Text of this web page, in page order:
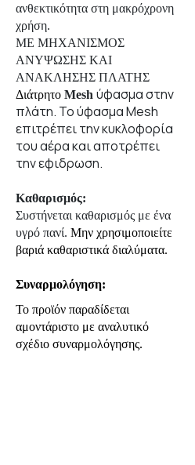
ανθεκτικότητα στη μακρόχρονη
χρήση.
ΜΕ ΜΗΧΑΝΙΣΜΟΣ
ΑΝΥΨΩΣΗΣ ΚΑΙ
ΑΝΑΚΛΗΣΗΣ ΠΛΑΤΗΣ
Διάτρητο Mesh ύφασμα στην
πλάτη. Το ύφασμα Mesh
επιτρέπει την κυκλοφορία
του αέρα και αποτρέπει
την εφιδρωση.
Καθαρισμός:
Συστήνεται καθαρισμός με ένα
υγρό πανί. Μην χρησιμοποιείτε
βαριά καθαριστικά διαλύματα.
Συναρμολόγηση:
Το προϊόν παραδίδεται
αμοντάριστο με αναλυτικό
σχέδιο συναρμολόγησης.